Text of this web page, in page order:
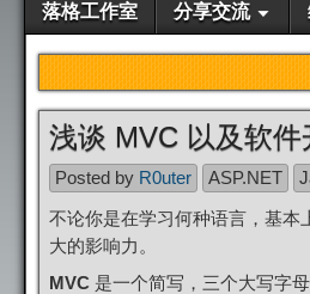
落格工作室 分享交流
浅谈 MVC 以及软
Posted by R0uter ASP.NET
不论你是在学习何种语言，基本
大的影响力。
MVC 是一个简写，三个大写字